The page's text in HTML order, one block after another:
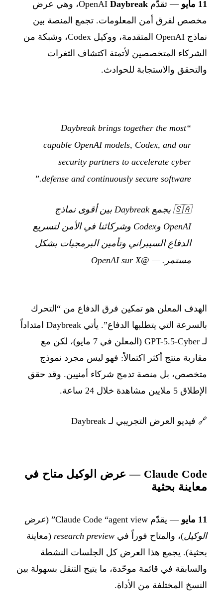
11 مايو — تقدّم OpenAI Daybreak
، وهي عرض
مخصص لفرق أمن المعلومات. تجمع المنصة بين
نماذج OpenAI المتقدمة، ووكيل Codex، وشبكة من
الشركاء المتخصصين لأتمتة اكتشاف الثغرات
والتحقق والاستجابة للحوادث.
“Daybreak brings together the most
capable OpenAI models, Codex, and our
security partners to accelerate cyber
defense and continuously secure software.”
🇸🇦
يجمع Daybreak بين أقوى نماذج
OpenAI وCodex وشركائنا في الأمن لتسريع
الدفاع السيبراني وتأمين البرمجيات بشكل
مستمر. —
@OpenAI sur X
الهدف المعلن هو تمكين فرق الدفاع من “التحرك
بالسرعة التي يتطلبها الدفاع”. يأتي Daybreak امتداداً
لـ GPT-5.5-Cyber (المعلن في 7 مايو)، لكن مع
مقاربة منتج أكثر اكتمالاً: فهو ليس مجرد نموذج
متخصص، بل منصة تدمج شركاء أمنيين. وقد حقق
الإطلاق 5 ملايين مشاهدة خلال 24 ساعة.
🔗 فيديو العرض التجريبي لـ Daybreak
Claude Code — عرض الوكيل متاح في
معاينة بحثية
11 مايو — يقدّم Claude Code “agent view” (
عرض
الوكيل)، والمتاح فوراً في research preview (معاينة
بحثية). يجمع هذا العرض كل الجلسات النشطة
والسابقة في قائمة موحّدة، ما يتيح التنقل بسهولة بين
النسخ المختلفة من الأداة.